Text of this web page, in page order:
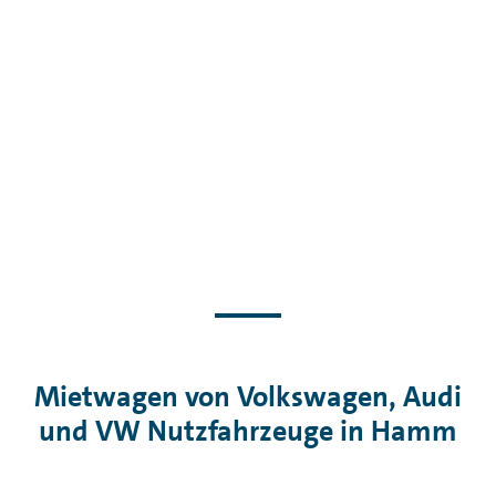
Mietwagen von Volkswagen, Audi
und VW Nutzfahrzeuge in Hamm